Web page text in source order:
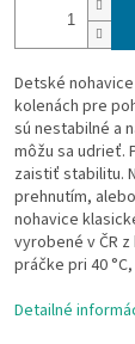
Detské
kolenách pre
sú nestabilné a
môžu sa udrieť.
zaistiť stabilitu.
prehnutím,
nohavice
vyrobené v ČR
práčke pri 40
Detailné